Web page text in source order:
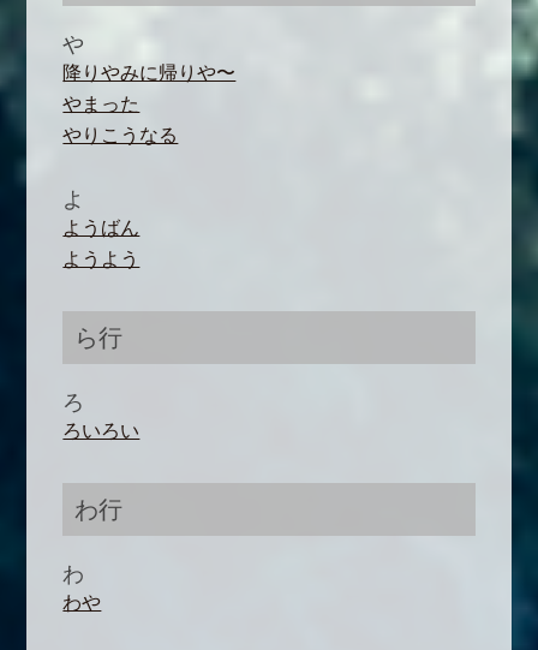
や
降りやみに帰りや〜
やまった
やりこうなる
よ
ようばん
ようよう
ら行
ろ
ろいろい
わ行
わ
わや